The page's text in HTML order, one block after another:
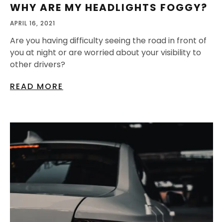
WHY ARE MY HEADLIGHTS FOGGY?
APRIL 16, 2021
Are you having difficulty seeing the road in front of
you at night or are worried about your visibility to
other drivers?
READ MORE